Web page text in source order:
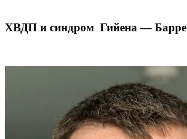
ХВДП и синдром Гийена — Барре